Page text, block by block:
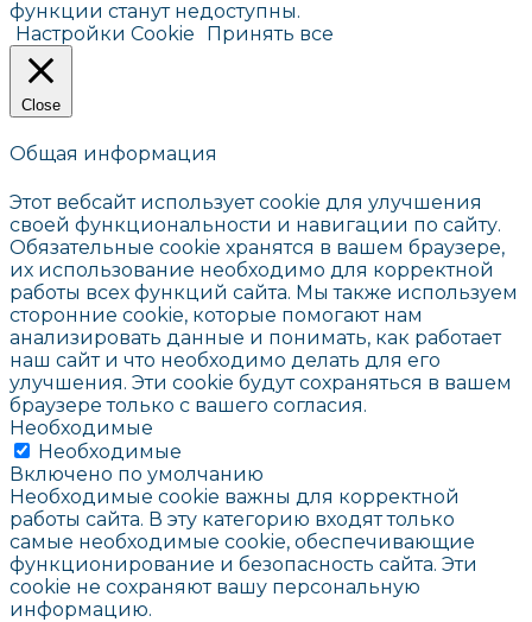
функции станут недоступны.
Настройки Cookie
Принять все
Close
Общая информация
Этот вебсайт использует cookie для улучшения
своей функциональности и навигации по сайту.
Обязательные cookie хранятся в вашем браузере,
их использование необходимо для корректной
работы всех функций сайта. Мы также используем
сторонние cookie, которые помогают нам
анализировать данные и понимать, как работает
наш сайт и что необходимо делать для его
улучшения. Эти cookie будут сохраняться в вашем
браузере только с вашего согласия.
Необходимые
Необходимые
Включено по умолчанию
Необходимые cookie важны для корректной
работы сайта. В эту категорию входят только
самые необходимые cookie, обеспечивающие
функционирование и безопасность сайта. Эти
cookie не сохраняют вашу персональную
информацию.